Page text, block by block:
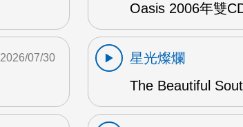
Oasis 2006年雙
2026/07/30
星光燦爛
The Beautiful